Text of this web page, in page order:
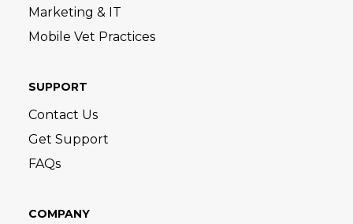
Marketing & IT
Mobile Vet Practices
SUPPORT
Contact Us
Get Support
FAQs
COMPANY